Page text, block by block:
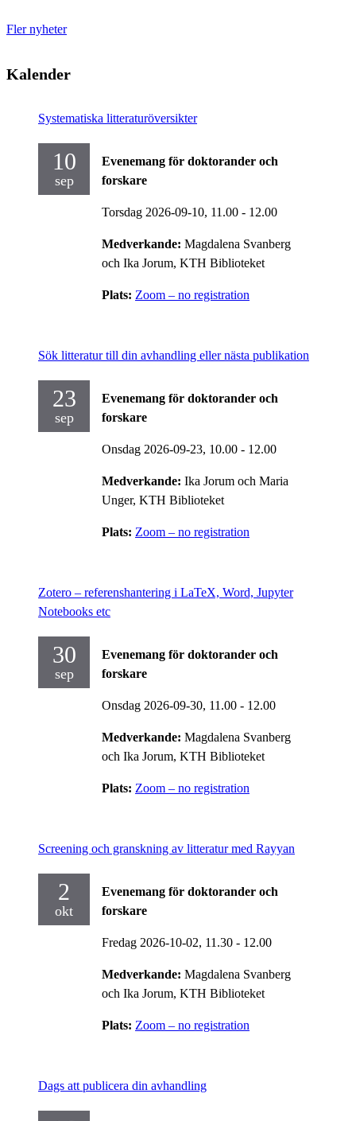
Fler nyheter
Kalender
Systematiska litteraturöversikter
10
sep
Evenemang för doktorander och
forskare
Torsdag 2026-09-10, 11.00 - 12.00
Medverkande: Magdalena Svanberg
och Ika Jorum, KTH Biblioteket
Plats: Zoom – no registration
Sök litteratur till din avhandling eller nästa publikation
23
sep
Evenemang för doktorander och
forskare
Onsdag 2026-09-23, 10.00 - 12.00
Medverkande: Ika Jorum och Maria
Unger, KTH Biblioteket
Plats: Zoom – no registration
Zotero – referenshantering i LaTeX, Word, Jupyter
Notebooks etc
30
sep
Evenemang för doktorander och
forskare
Onsdag 2026-09-30, 11.00 - 12.00
Medverkande: Magdalena Svanberg
och Ika Jorum, KTH Biblioteket
Plats: Zoom – no registration
Screening och granskning av litteratur med Rayyan
2
okt
Evenemang för doktorander och
forskare
Fredag 2026-10-02, 11.30 - 12.00
Medverkande: Magdalena Svanberg
och Ika Jorum, KTH Biblioteket
Plats: Zoom – no registration
Dags att publicera din avhandling